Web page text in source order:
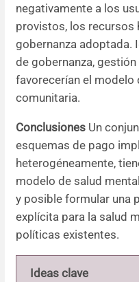
negativamente a los
provistos, los recursos
gobernanza adoptada.
de gobernanza,
favorecerían el modelo
comunitaria.
Conclusiones Un
esquemas de pago
heterogéneamente,
modelo de salud
y posible formular una
explícita para la salud
políticas existentes.
Ideas clave